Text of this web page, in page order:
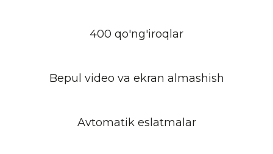
400 qo'ng'iroqlar
Bepul video va ekran almashish
Avtomatik eslatmalar